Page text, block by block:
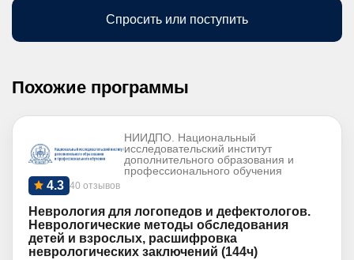
Спросить или поступить
Похожие программы
НИИДПО. Национальный
исследовательский институт
дополнительного образования и
профессионального обучения
40 отзывов
4.3
Неврология для логопедов и дефектологов.
Неврологические методы обследования
детей и взрослых, расшифровка
неврологических заключений (144ч)